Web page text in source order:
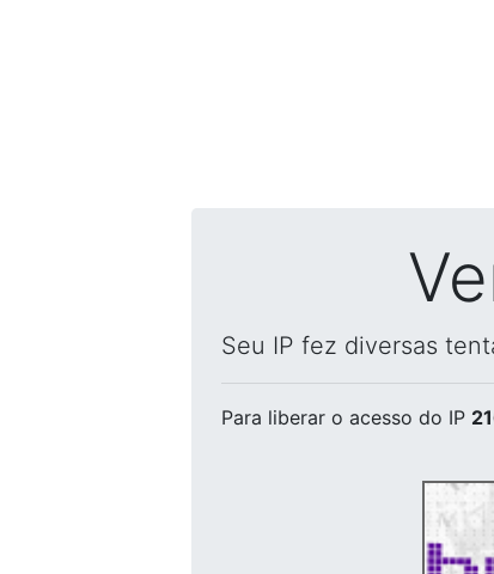
Seu IP fez diversas
Para liberar o acesso do IP